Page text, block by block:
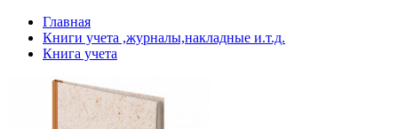
Главная
Книги учета ,журналы,накладные и.т.д.
Книга учета